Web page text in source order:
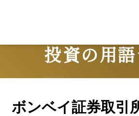
投資の用
ボンベイ証券取引